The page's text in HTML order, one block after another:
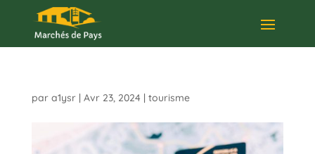
par a1ysr| Avr 23, 2024| tourisme